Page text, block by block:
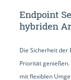
Endpoint
hybriden
Die Sicherheit der
Priorität
mit flexiblen